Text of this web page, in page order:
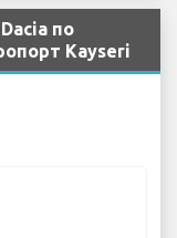
по
Kayseri